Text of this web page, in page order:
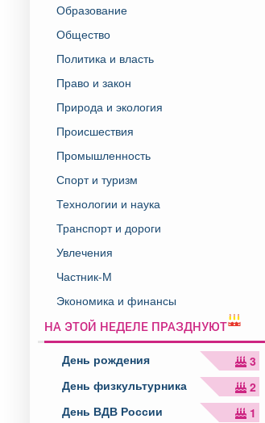
Образование
Общество
Политика и власть
Право и закон
Природа и экология
Происшествия
Промышленность
Спорт и туризм
Технологии и наука
Транспорт и дороги
Увлечения
Частник-М
Экономика и финансы
НА ЭТОЙ НЕДЕЛЕ ПРАЗДНУЮТ
День рождения
3
День физкультурника
2
День ВДВ России
1